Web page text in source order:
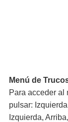
Menú de
Para acceder al
pulsar:
Izquierda,